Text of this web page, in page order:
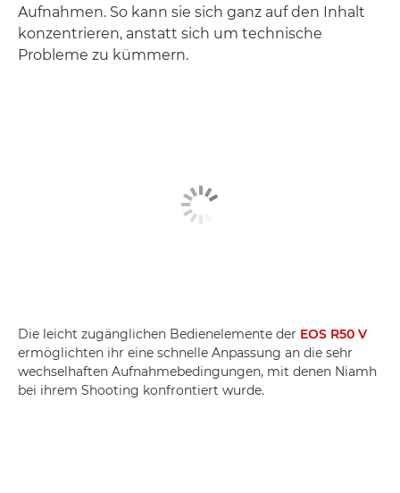
Aufnahmen. So kann sie sich ganz auf den Inhalt
konzentrieren, anstatt sich um technische
Probleme zu kümmern.
Die leicht zugänglichen Bedienelemente der EOS R50 V
ermöglichten ihr eine schnelle Anpassung an die sehr
wechselhaften Aufnahmebedingungen, mit denen Niamh
bei ihrem Shooting konfrontiert wurde.